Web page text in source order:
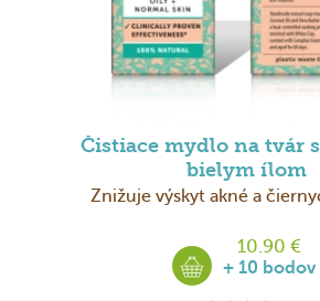
Čistiace mydlo na tvár
bielym ílom
Znižuje výskyt akné a
10.90 €
+ 10 bodov